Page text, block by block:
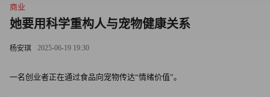
商业
她要用科学重构人与宠物健康关系
杨安琪 2025-06-19 19:30
一名创业者正在通过食品向宠物传达“情绪价值”。